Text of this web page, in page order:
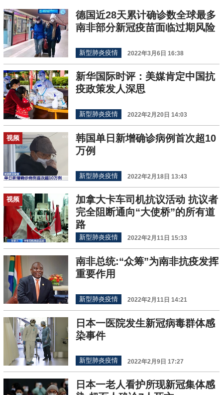
德国近28天累计确诊数全球最多
南非部分新冠疫苗面临过期风险
新型肺炎疫情 2022年3月6日 16:38
新华国际时评：美媒肯定中国抗
疫政策发人深思
新型肺炎疫情 2022年2月20日 14:03
视频
韩国单日新增确诊病例首次超10
万例
新型肺炎疫情 2022年2月18日 13:43
视频
加拿大卡车司机抗议活动 抗议者
完全阻断通向“大使桥”的所有道
路
新型肺炎疫情 2022年2月11日 15:33
南非总统:“众筹”为南非抗疫发挥
重要作用
新型肺炎疫情 2022年2月11日 14:21
日本一医院发生新冠病毒群体感
染事件
新型肺炎疫情 2022年2月9日 17:27
日本一老人看护所现新冠集体感